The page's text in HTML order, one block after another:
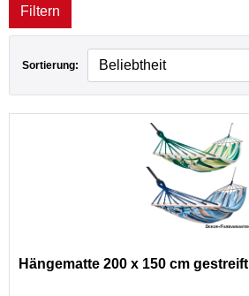
Filtern
Sortierung:
Hängematte 200 x 150 cm gestreift